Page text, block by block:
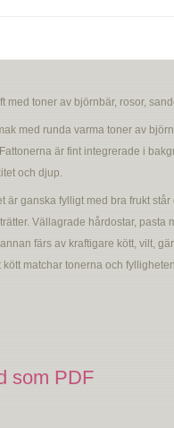
med toner av björnbär, rosor,
med runda varma toner av
är fint integrerade i
och djup.
är ganska fylligt med bra frukt
Vällagrade hårdostar, pasta
färs av kraftigare kött, vilt,
kött matchar tonerna och
som PDF